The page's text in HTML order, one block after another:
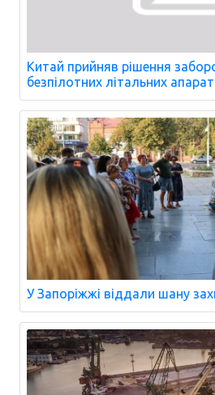
Китай прийняв рішення
безпілотних літальних
У Запоріжжі віддали шану